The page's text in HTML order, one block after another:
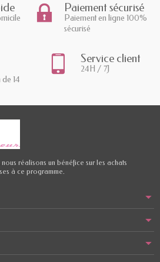
Paiement sécurisé
Paiement en ligne 100%
sécurisé
14
Service client
24H / 7J
réalisons un bénéfice sur les achats
à ce programme.